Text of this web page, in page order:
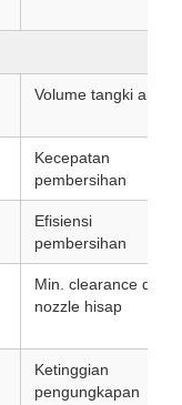
Volume tangki air
Kecepatan
pembersihan
Efisiensi
pembersihan
Min. clearance dari
nozzle hisap
Ketinggian
pengungkapan